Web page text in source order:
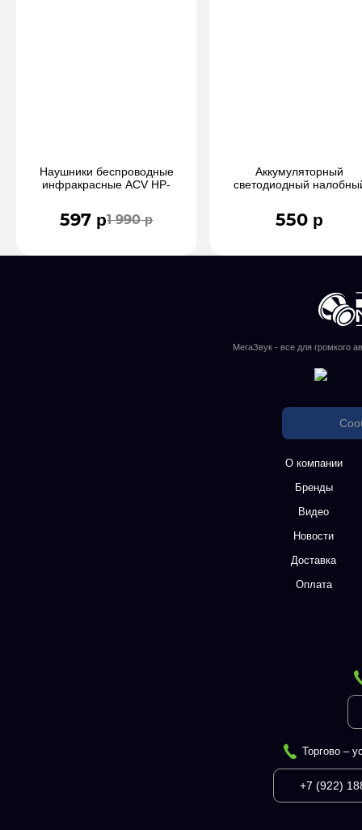
Наушники беспроводные
инфракрасные ACV HP-
597 р1 990 р
Аккумуляторный
светодиодный
550 р
МегаЗвук - все для громкого
О компании
Бренды
Видео
Новости
Доставка
Оплата
Торгово –
+7 (922)